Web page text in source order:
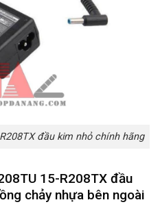
đầu kim nhỏ chính hãng
15-R208TX đầu
chảy nhựa bên ngoài